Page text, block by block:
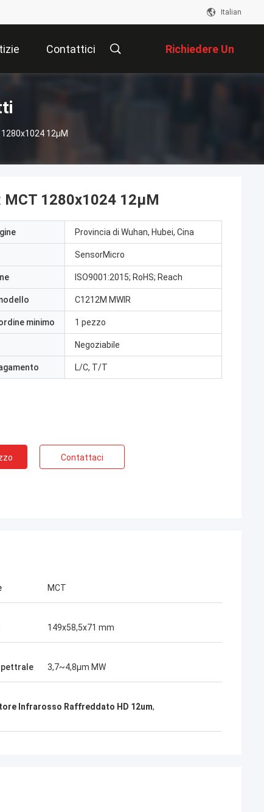
Italian
Contattici Richiedere Un
Preventivo
12μM
1280x1024 12μM
Provincia di Wuhan, Hubei, Cina
SensorMicro
ISO9001:2015; RoHS; Reach
C1212M MWIR
minimo 1 pezzo
Negoziabile
L/C, T/T
Contattaci
MCT
149x58,5x71 mm
3,7~4,8μm MW
Infrarosso Raffreddato HD 12um,